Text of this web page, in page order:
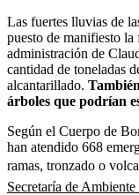
Las fuertes lluvias de
puesto de manifiesto la
administración de
cantidad de toneladas
alcantarillado.
árboles que podrían
Según el Cuerpo de
han atendido 668
ramas, tronzado o
Secretaría de